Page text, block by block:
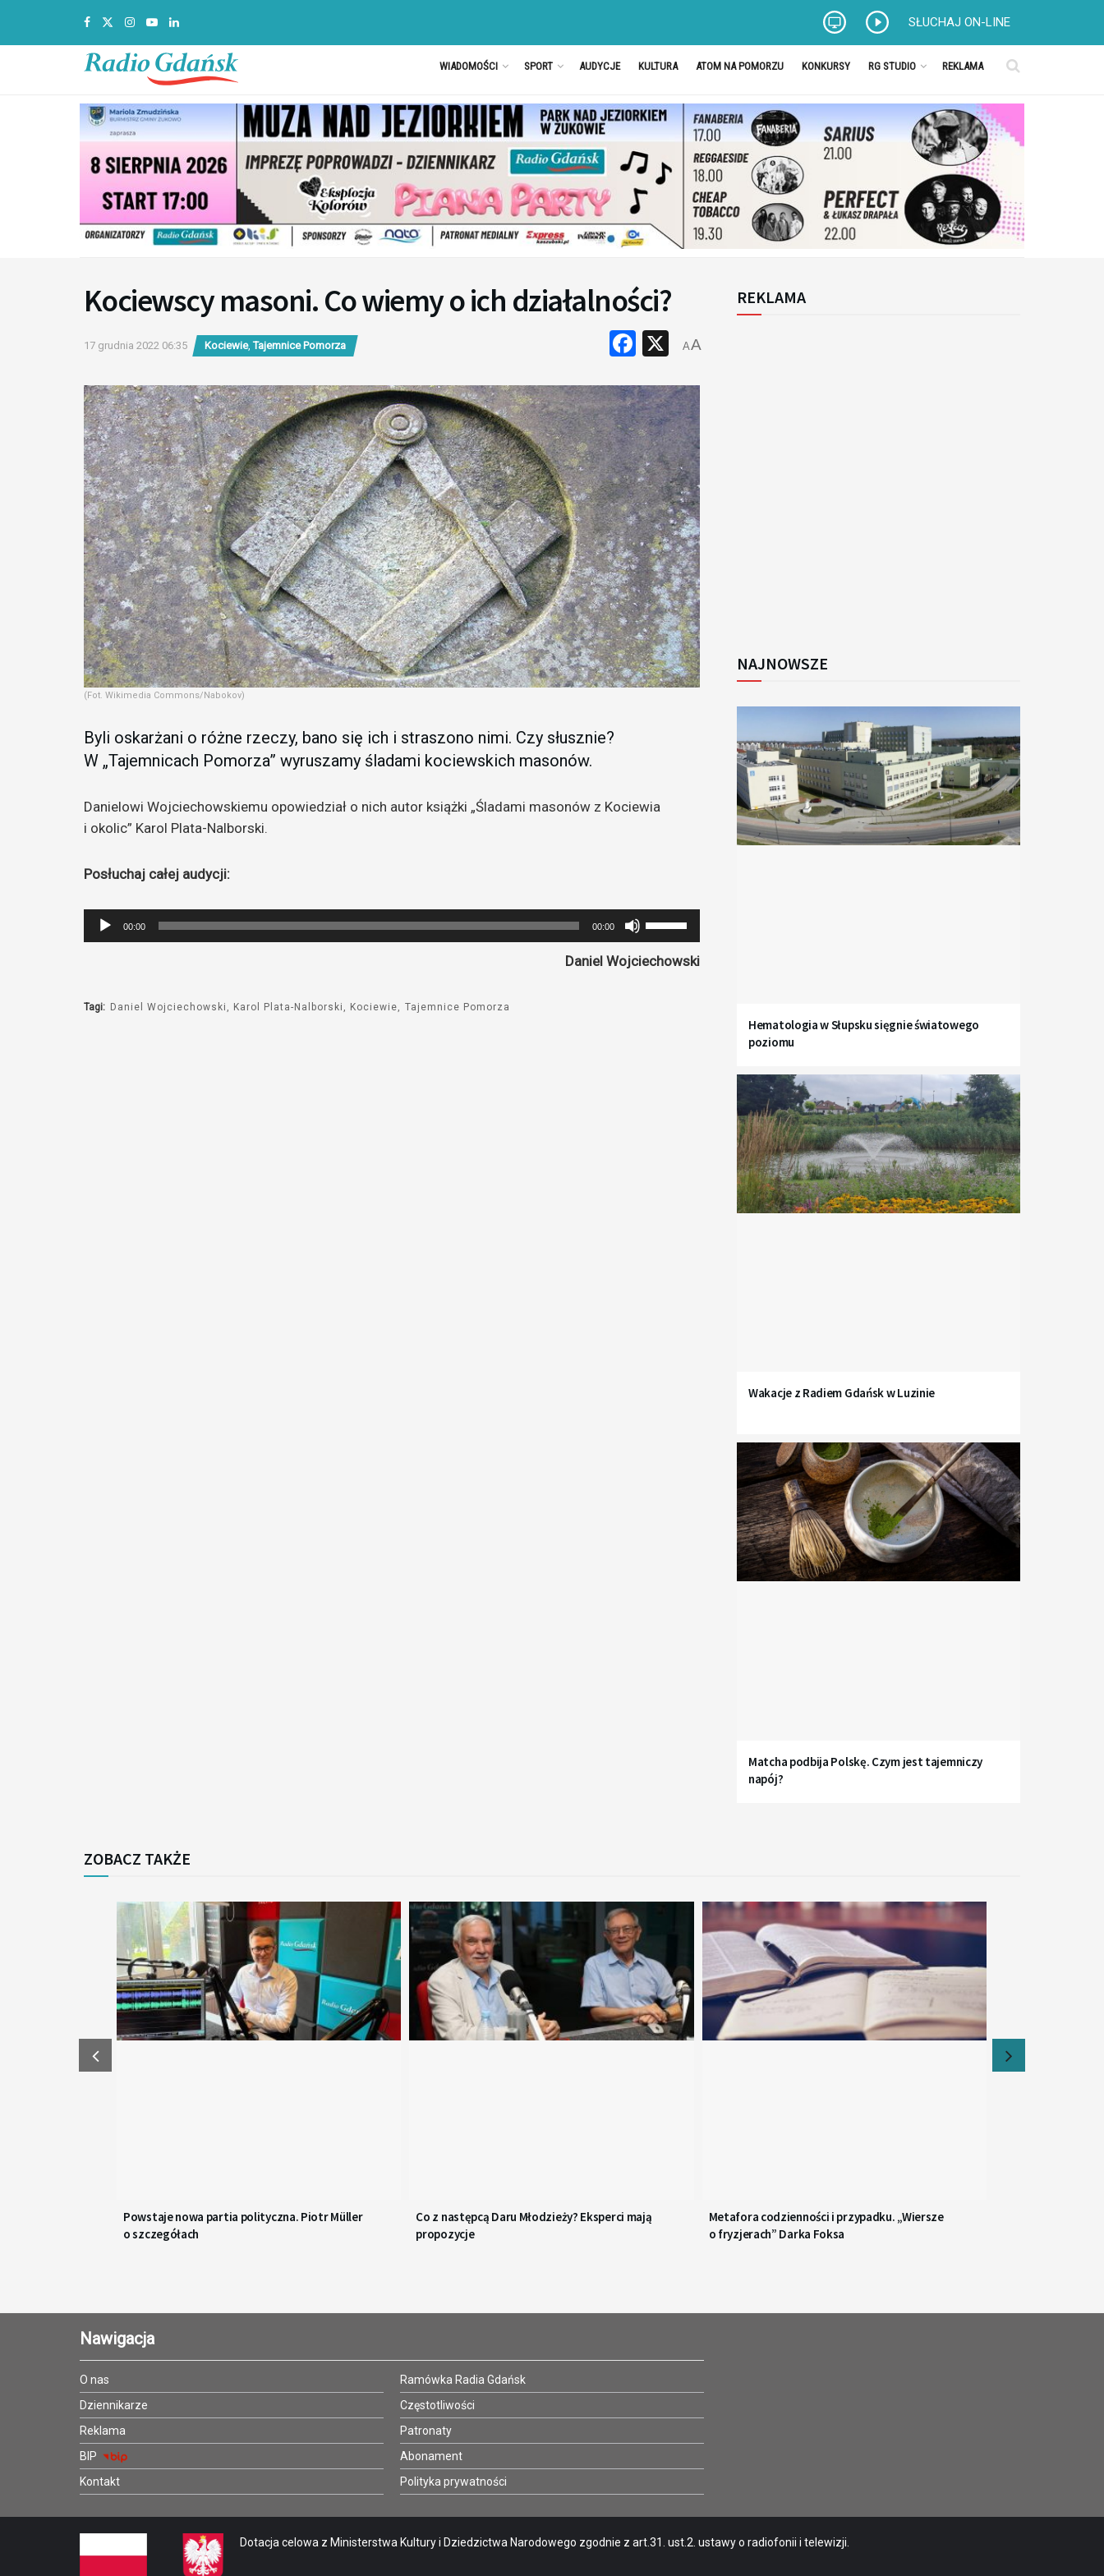
SŁUCHAJ ON-LINE
WIADOMOŚCI SPORT AUDYCJE KULTURA ATOM NA POMORZU KONKURSY RG STUDIO REKLAMA
Kociewscy masoni. Co wiemy o ich działalności?
17 grudnia 2022 06:35 Kociewie,Tajemnice Pomorza Facebook
X
AA
(Fot. Wikimedia Commons/Nabokov)
Byli oskarżani o różne rzeczy, bano się ich i straszono nimi. Czy słusznie?
W „Tajemnicach Pomorza” wyruszamy śladami kociewskich masonów.
Danielowi Wojciechowskiemu opowiedział o nich autor książki „Śladami masonów z Kociewia
i okolic” Karol Plata-Nalborski.
Posłuchaj całej audycji:
Odtwarzacz
plików
00:00 00:00
strzałek
do
Daniel Wojciechowski
Tagi: Daniel Wojciechowski Karol Plata-Nalborski Kociewie Tajemnice Pomorza
REKLAMA
NAJNOWSZE
Hematologia w Słupsku sięgnie światowego
poziomu
Wakacje z Radiem Gdańsk w Luzinie
Matcha podbija Polskę. Czym jest tajemniczy
napój?
ZOBACZ TAKŻE
Powstaje nowa partia polityczna. Piotr Müller
o szczegółach
Co z następcą Daru Młodzieży? Eksperci mają
propozycje
Metafora codzienności i przypadku. „Wiersze
o fryzjerach” Darka Foksa
Nawigacja
O nas
Dziennikarze
Reklama
BIP
Kontakt
Ramówka Radia Gdańsk
Częstotliwości
Patronaty
Abonament
Polityka prywatności
Dotacja celowa z Ministerstwa Kultury i Dziedzictwa Narodowego zgodnie z art.31. ust.2. ustawy o radiofonii i telewizji.